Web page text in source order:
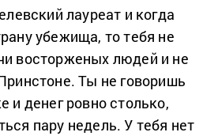
лауреат и когда
убежища, то тебя не
восторженых людей и не
Ты не говоришь
и денег ровно столько,
пару недель. У тебя нет